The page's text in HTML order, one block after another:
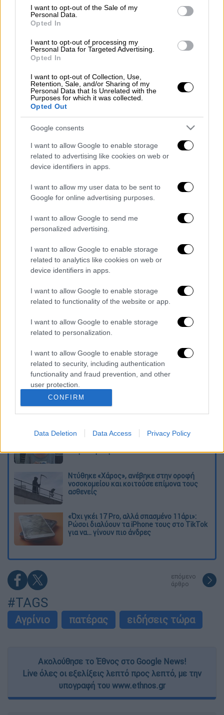
consent section.
I want to opt-out of the Sale of my
Personal Data.
Opted In
I want to opt-out of processing my
Personal Data for Targeted Advertising.
Opted In
I want to opt-out of Collection, Use,
Retention, Sale, and/or Sharing of my
Personal Data that Is Unrelated with the
Purposes for which it was collected.
Opted Out
Google consents
I want to allow Google to enable storage
related to advertising like cookies on web or
device identifiers in apps.
I want to allow my user data to be sent to
Google for online advertising purposes.
I want to allow Google to send me
personalized advertising.
I want to allow Google to enable storage
related to analytics like cookies on web or
device identifiers in apps.
I want to allow Google to enable storage
related to functionality of the website or app.
I want to allow Google to enable storage
related to personalization.
I want to allow Google to enable storage
related to security, including authentication
functionality and fraud prevention, and other
user protection.
CONFIRM
Data Deletion Data Access Privacy Policy
ΔΙΑΒΑΣΤΕ ΕΠΙΣΗΣ
Ελλάδα
Μαρτυρίες εμπλέκουν μαύρο ΙΧ στο
τροχαίο δυστύχημα του Αγρινίου -
ρεύμα»
Ελλάδα|07.07.2025 21:27
Αγρίνιο: Βαθιά οδύνη στην κηδεία του
21χρονου Θανάση που σκοτώθηκε
στο σοκαριστικό τροχαίο
Το δυστύχημα φέρεται να συνέβη τη στιγμή
που ο πατέρας πάρκαρε το ΙΧ
του, χωρίς να
αντιληφθεί την παρουσία του μικρού παιδιού
Το αγόριμεταφέρθηκε άμεσαστο
νοσοκομείο του Αγρινίου, όπου όμως οι
γιατροί δεν κατάφεραν να το κρατήσουν στη
ζωή καιεπιβεβαίωσαν τον θάνατό του. Οι
σημειώθηκε το δυστύχημα ερευνώνται από
τις Αρχές , ενώ στο σημείο επικράτησε
πανικός και θλίψη.
Διαβάστε ακόμη
Εκτελέσεις, συλλήψεις και νέοι
περιορισμοί: Το Ιράν σκληραίνει τη γραμμή
στο εσωτερικό εν μέσω πολέμου
Η πρώτη δήλωση της οικογένειας της
στην Κυψέλη
Ντύθηκε «Χάρος», ανέβηκε στην οροφή
νοσοκομείου και κοιτούσε επίμονα τους
ασθενείς
«Όχι γκέι 17 Pro, αλλά σπασμένο 11άρι»:
Ρώσοι διαλύουν τα iPhone τους στο TikTok
για να... γίνουν πιο άνδρες
επόμενο
άρθρο
#TAGS
Αγρίνιο πατέρας ειδήσεις τώρα
Ακολούθησε το Έθνος στο Google News!
Live όλες οι εξελίξεις λεπτό προς λεπτό, με την
υπογραφή του www.ethnos.gr